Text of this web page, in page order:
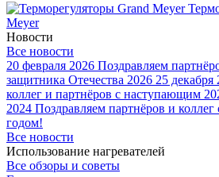
Meyer
Новости
Все новости
20 февраля 2026 Поздравляем
защитника Отечества 2026 25 декабря
коллег и партнёров с наступающим
2024 Поздравляем партнёров и
годом!
Все новости
Использование нагревателей
Все обзоры и советы